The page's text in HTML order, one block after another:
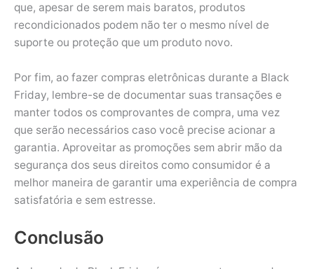
que, apesar de serem mais baratos, produtos
recondicionados podem não ter o mesmo nível de
suporte ou proteção que um produto novo.
Por fim, ao fazer compras eletrônicas durante a Black
Friday, lembre-se de documentar suas transações e
manter todos os comprovantes de compra, uma vez
que serão necessários caso você precise acionar a
garantia. Aproveitar as promoções sem abrir mão da
segurança dos seus direitos como consumidor é a
melhor maneira de garantir uma experiência de compra
satisfatória e sem estresse.
Conclusão